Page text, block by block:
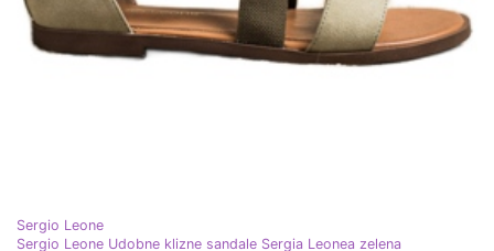
Sergio Leone
Sergio Leone Udobne klizne sandale Sergia Leonea zelena